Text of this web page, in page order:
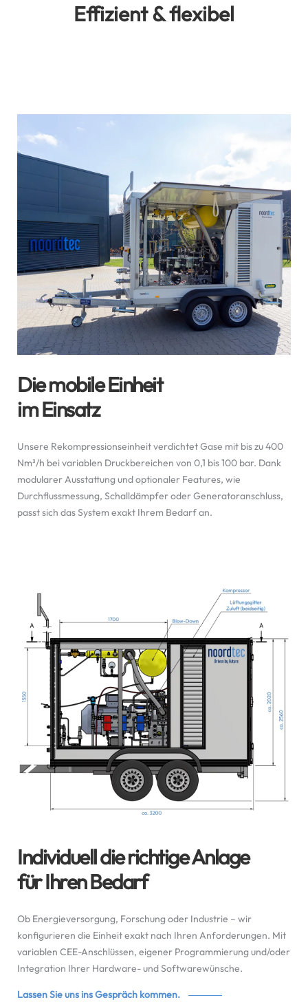
Effizient & flexibel
Die mobile Einheit
im Einsatz
Unsere Rekompressionseinheit verdichtet Gase mit bis zu 400
Nm³/h bei variablen Druckbereichen von 0,1 bis 100 bar. Dank
modularer Ausstattung und optionaler Features, wie
Durchflussmessung, Schalldämpfer oder Generatoranschluss,
passt sich das System exakt Ihrem Bedarf an.
Individuell die richtige Anlage
für Ihren Bedarf
Ob Energieversorgung, Forschung oder Industrie – wir
konfigurieren die Einheit exakt nach Ihren Anforderungen. Mit
variablen CEE-Anschlüssen, eigener Programmierung und/oder
Integration Ihrer Hardware- und Softwarewünsche.
Lassen Sie uns ins Gespräch kommen.